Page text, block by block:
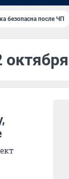
безопасна после ЧП